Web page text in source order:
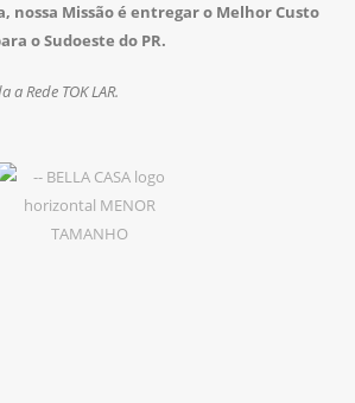
nossa Missão é entregar o Melhor Custo
o Sudoeste do PR.
Rede TOK LAR.